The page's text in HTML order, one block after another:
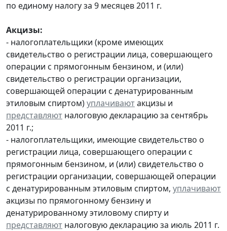
по единому налогу за 9 месяцев 2011 г.
Акцизы:
- налогоплательщики (кроме имеющих
свидетельство о регистрации лица, совершающего
операции с прямогонным бензином, и (или)
свидетельство о регистрации организации,
совершающей операции с денатурированным
этиловым спиртом)уплачиваютакцизы и
представляют налоговую декларацию за сентябрь
2011 г.;
- налогоплательщики, имеющие свидетельство о
регистрации лица, совершающего операции с
прямогонным бензином, и (или) свидетельство о
регистрации организации, совершающей операции
с денатурированным этиловым спиртом, уплачивают
акцизы по прямогонному бензину и
денатурированному этиловому спирту и
представляют налоговую декларацию за июль 2011 г.